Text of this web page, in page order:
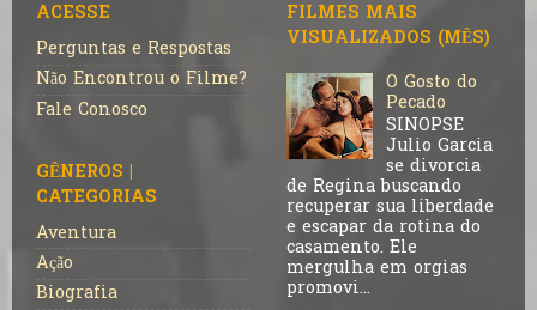
ACESSE
Perguntas e Respostas
Não Encontrou o Filme?
Fale Conosco
GÊNEROS |
CATEGORIAS
Aventura
Ação
Biografia
FILMES MAIS
VISUALIZADOS (MÊS)
O Gosto do
Pecado
SINOPSE
Julio Garcia
se divorcia
de Regina buscando
recuperar sua liberdade
e escapar da rotina do
casamento. Ele
mergulha em orgias
promovi...